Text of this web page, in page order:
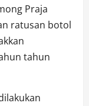
Praja
ratusan botol
tahun